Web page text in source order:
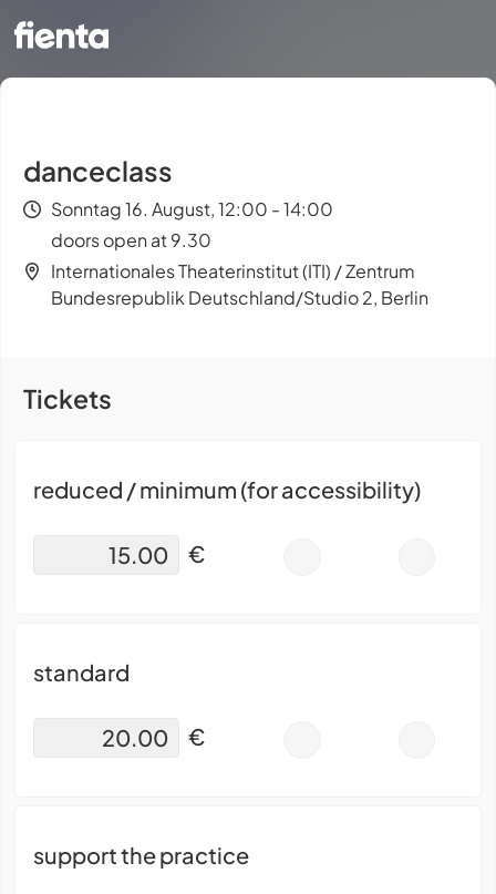
danceclass
Sonntag 16. August, 12:00 - 14:00
doors open at 9.30
Internationales Theaterinstitut (ITI) / Zentrum
Bundesrepublik Deutschland/Studio 2, Berlin
Tickets
reduced / minimum (for accessibility)
€
standard
€
support the practice